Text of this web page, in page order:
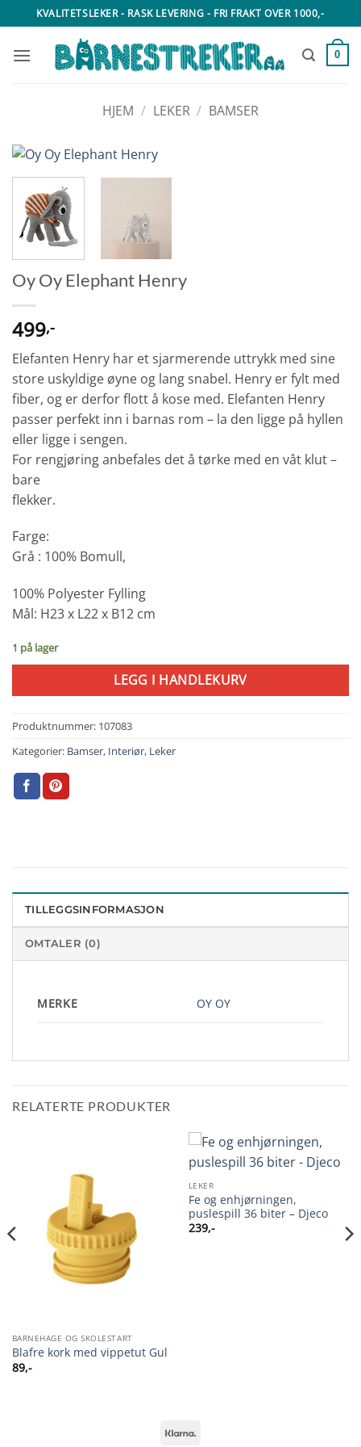
to
content
KVALITETSLEKER - RASK LEVERING - FRI FRAKT OVER 1000,-
0
HJEM / LEKER / BAMSER
Oy Oy Elephant Henry
499,-
Elefanten Henry har et sjarmerende uttrykk med sine
store uskyldige øyne og lang snabel. Henry er fylt med
fiber, og er derfor flott å kose med. Elefanten Henry
passer perfekt inn i barnas rom – la den ligge på hyllen
eller ligge i sengen.
For rengjøring anbefales det å tørke med en våt klut –
bare
flekker.
Farge:
Grå : 100% Bomull,
100% Polyester Fylling
Mål: H23 x L22 x B12 cm
1 på lager
LEGG I HANDLEKURV
Produktnummer: 107083
Kategorier: Bamser, Interiør, Leker
TILLEGGSINFORMASJON
OMTALER (0)
MERKE OY OY
RELATERTE PRODUKTER
BARNEHAGE OG SKOLESTART
Blafre kork med vippetut Gul
89,-
LEKER
Fe og enhjørningen,
puslespill 36 biter – Djeco
239,-
Klarna